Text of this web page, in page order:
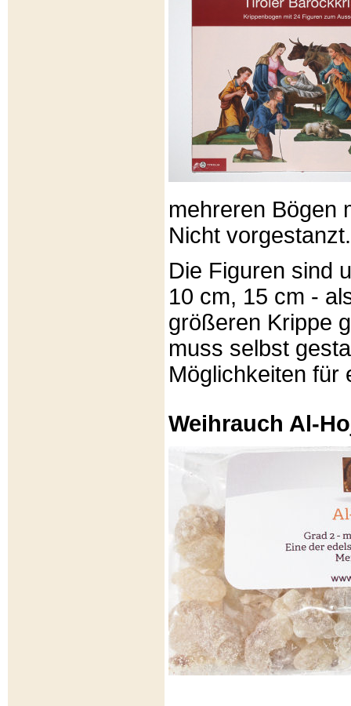
mehreren Bögen
Nicht vorgestanzt.
Die Figuren sind
10 cm, 15 cm -
größeren Krippe
muss selbst
Möglichkeiten für
Weihrauch Al-